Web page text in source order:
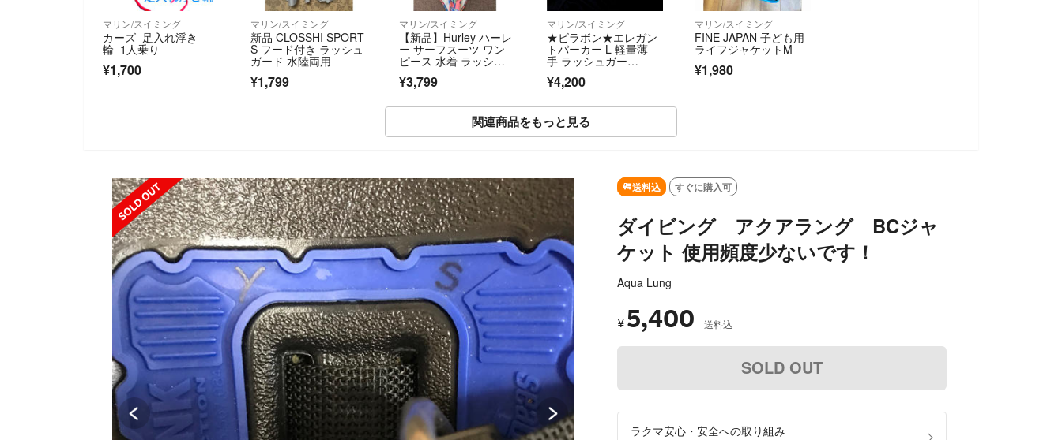
マリン/スイミング
カーズ 足入れ浮き
輪 1人乗り
¥1,700
マリン/スイミング
新品 CLOSSHI SPORT
S フード付き ラッシュ
ガード 水陸両用
¥1,799
マリン/スイミング
【新品】Hurley ハーレ
ー サーフスーツ ワン
ピース 水着 ラッシュ
¥3,799
マリン/スイミング
★ビラボン★エレガン
トパーカー L 軽量薄
手 ラッシュガー
ABONG ブラック 羽織
¥4,200
マリン/スイミング
FINE JAPAN 子ども用
ライフジャケットM
¥1,980
関連商品をもっと見る
SOLD OUT SOLD OUT
送料込 すぐに購入可
ダイビング アクアラング BCジャ
ケット 使用頻度少ないです！
Aqua Lung
¥ 5,400 送料込
SOLD OUT
ラクマ安心・安全への取り組み